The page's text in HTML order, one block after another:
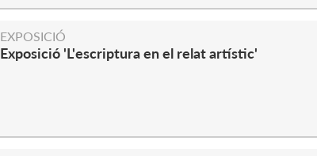
EXPOSICIÓ
Exposició 'L'escriptura en el relat artístic'